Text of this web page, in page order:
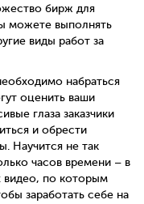
бирж для
можете выполнять
виды работ за
набраться
оценить ваши
глаза заказчики
и обрести
Научится не так
часов времени – в
видео, по которым
заработать себе на